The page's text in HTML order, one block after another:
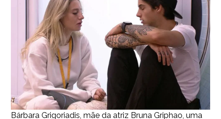
Bárbara Grigoriadis, mãe da atriz Bruna Griphao, uma